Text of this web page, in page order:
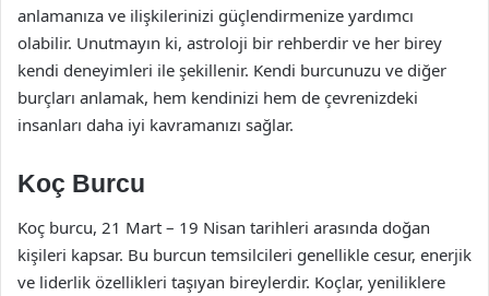
anlamanıza ve ilişkilerinizi güçlendirmenize yardımcı
olabilir. Unutmayın ki, astroloji bir rehberdir ve her birey
kendi deneyimleri ile şekillenir. Kendi burcunuzu ve diğer
burçları anlamak, hem kendinizi hem de çevrenizdeki
insanları daha iyi kavramanızı sağlar.
Koç Burcu
Koç burcu, 21 Mart – 19 Nisan tarihleri arasında doğan
kişileri kapsar. Bu burcun temsilcileri genellikle cesur, enerjik
ve liderlik özellikleri taşıyan bireylerdir. Koçlar, yeniliklere